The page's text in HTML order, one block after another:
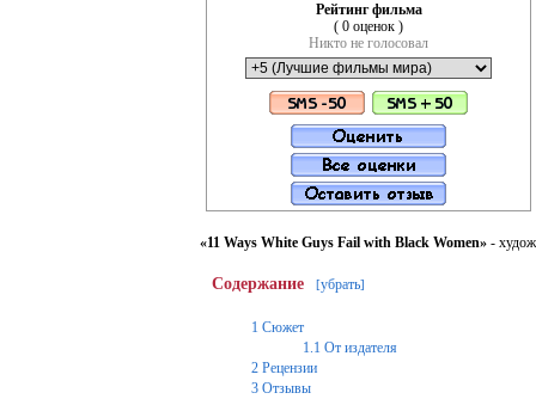
Рейтинг фильма
( 0 оценок )
Никто не голосовал
«11 Ways White Guys Fail with Black Women» -
Содержание [убрать]
1 Сюжет
1.1 От издателя
2 Рецензии
3 Отзывы